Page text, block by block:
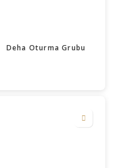
Deha Oturma Grubu